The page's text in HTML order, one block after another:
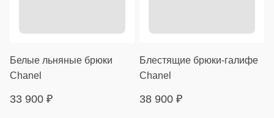
Белые льняные брюки
Chanel
33 900 ₽
Блестящие брюки-галифе
Chanel
38 900 ₽